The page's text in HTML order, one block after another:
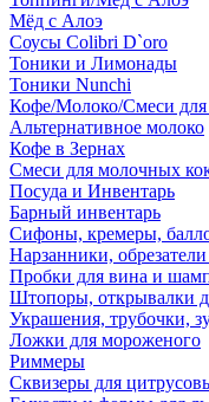
Мёд с Алоэ
Соусы Colibri D`oro
Тоники и Лимонады
Тоники Nunchi
Кофе/Молоко/Смеси
Альтернативное молоко
Кофе в Зернах
Смеси для молочных
Посуда и Инвентарь
Барный инвентарь
Сифоны, кремеры,
Нарзанники,
Пробки для вина и
Штопоры, открывалки
Украшения, трубочки,
Ложки для мороженого
Риммеры
Сквизеры для